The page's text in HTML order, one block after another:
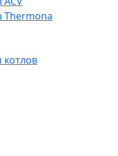
Thermona